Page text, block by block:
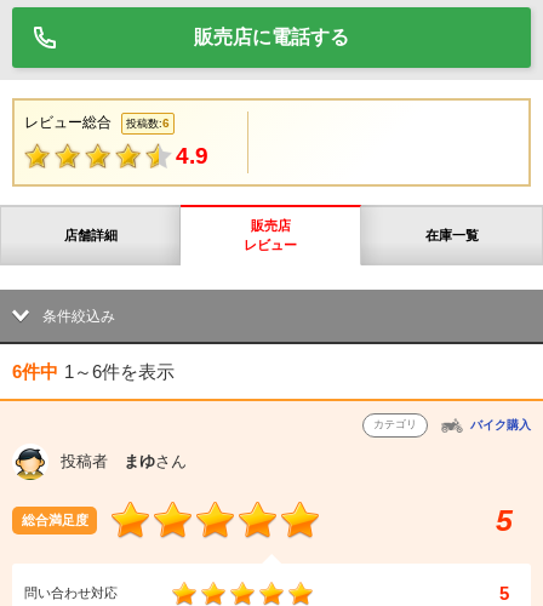
販売店に電話する
レビュー総合 投稿数:6
4.9
店舗詳細
販売店
レビュー
在庫一覧
条件絞込み
6件中 1～6件を表示
カテゴリ バイク購入
投稿者 まゆさん
総合満足度 5
問い合わせ対応 5